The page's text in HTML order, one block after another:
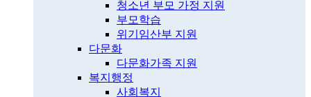
청소년 부모 가정 지원
부모학습
위기임산부 지원
다문화
다문화가족 지원
복지행정
사회복지